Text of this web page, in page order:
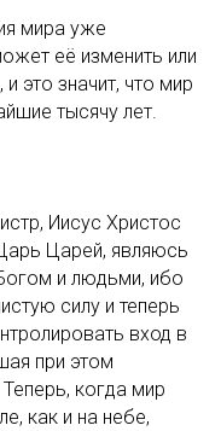
мира уже
её изменить или
это значит, что мир
тысячу лет.
Иисус Христос
Царей, являюсь
и людьми, ибо
силу и теперь
вход в
при этом
когда мир
как и на небе,